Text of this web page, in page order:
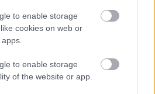
to enable storage
cookies on web or
to enable storage
of the website or app.
miatt 3 év letöltendőt kaphat és
a víz